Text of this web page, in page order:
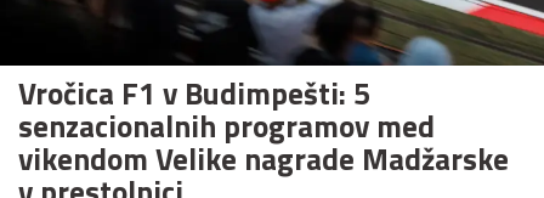
Vročica F1 v Budimpešti: 5
senzacionalnih programov med
vikendom Velike nagrade Madžarske